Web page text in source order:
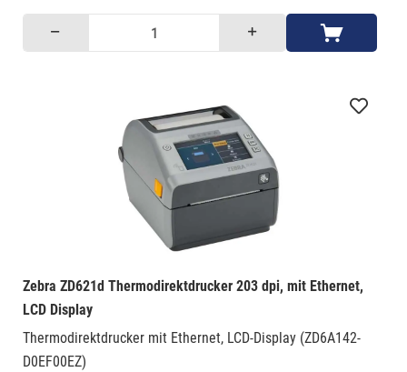
Zebra ZD621d Thermodirektdrucker 203 dpi, mit Ethernet,
LCD Display
Thermodirektdrucker mit Ethernet, LCD-Display (ZD6A142-
D0EF00EZ)